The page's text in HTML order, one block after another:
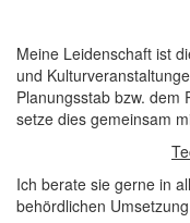
Meine Leidenschaft ist
und
Planungsstab bzw. dem
setze dies gemeinsam
Ich berate sie gerne in
behördlichen